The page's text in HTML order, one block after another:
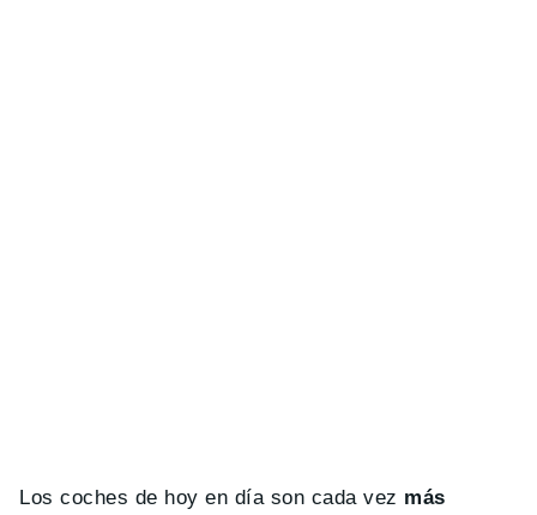
Los coches de hoy en día son cada vez más